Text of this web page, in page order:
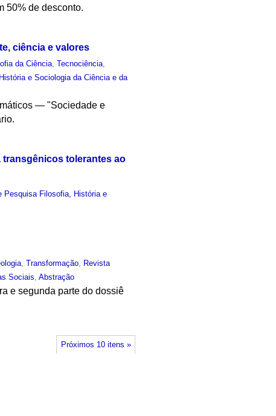
50% de desconto.
ciência e valores
da Ciência ,Tecnociência
e Sociologia da Ciência e da
— "Sociedade e
transgênicos tolerantes ao
Pesquisa Filosofia, História e
,Transformação, Revista
Sociais,Abstração
e segunda parte do dossiê
Próximos 10 itens »